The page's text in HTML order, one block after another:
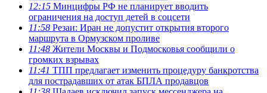
12:15 Минцифры РФ не планирует вводить
ограничения на доступ детей в соцсети
11:58 Резаи: Иран не допустит открытия второго
маршрута в Ормузском проливе
11:48 Жители Москвы и Подмосковья сообщили о
громких взрывах
11:41 ТПП предлагает изменить процедуру банкротства
для пострадавших от атак БПЛА продавцов